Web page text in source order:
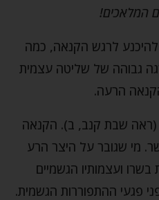
המלאכים!
לרגש הקנאה, כמה
גבוהה של שליטה עצמית
הרעה.
(ראה שבת קנב, ב). הקנאה
מי שגובר על היצר הרע
ועצמותיו הגשמיים
פגעי ההתפוררות הגשמית.